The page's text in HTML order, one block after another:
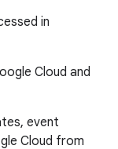
in
Cloud and
event
Cloud from